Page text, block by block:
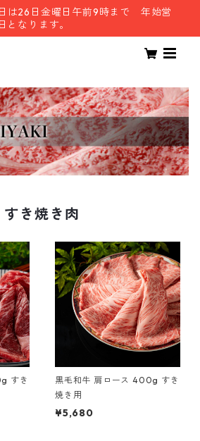
は26日金曜日午前9時まで 年始営
となります。
すき焼き肉
すき
黒毛和牛 肩ロース 400g すき
焼き用
¥5,680